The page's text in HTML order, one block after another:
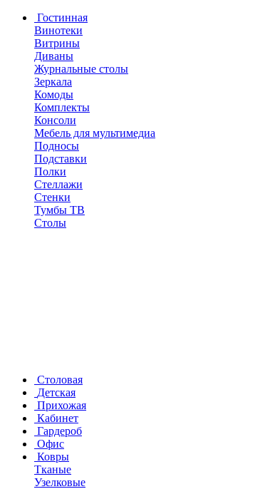
Гостинная
Винотеки
Витрины
Диваны
Журнальные столы
Зеркала
Комоды
Комплекты
Консоли
Мебель для мультимедиа
Подносы
Подставки
Полки
Стеллажи
Стенки
Тумбы ТВ
Столы
Столовая
Детская
Прихожая
Кабинет
Гардероб
Офис
Ковры
Тканые
Узелковые